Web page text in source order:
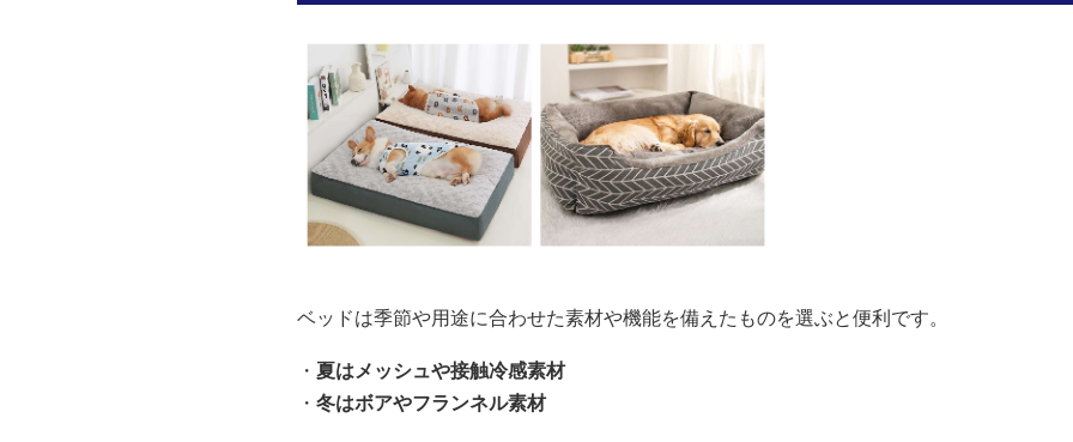
ベッドは季節や用途に合わせた素材や機能を備えたものを選ぶと便利です。
・ 夏はメッシュや接触冷感素材
・ 冬はボアやフランネル素材